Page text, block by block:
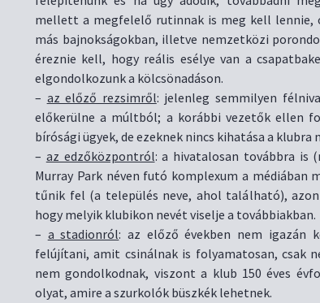
mellett a megfelelő rutinnak is meg kell lennie,
más bajnokságokban, illetve nemzetközi
éreznie kell, hogy reális esélye van a
elgondolkozunk a kölcsönadáson.
– az előző rezsimről: jelenleg semmilyen
előkerülne a múltból; a korábbi vezetők ellen
bírósági ügyek, de ezeknek nincs kihatása a klubra
– az edzőközpontról: a hivatalosan továbbra is
Murray Park néven futó komplexum a médiában
tűnik fel (a település neve, ahol található),
hogy melyik klubikon nevét viselje a továbbiakban.
– a stadionról: az előző években nem
felújítani, amit csinálnak is folyamatosan, csak
nem gondolkodnak, viszont a klub 150 éves
olyat, amire a szurkolók büszkék lehetnek.